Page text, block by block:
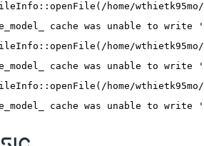
home/wthietk95mo/
cache was unable to
home/wthietk95mo/
cache was unable to
home/wthietk95mo/
cache was unable to